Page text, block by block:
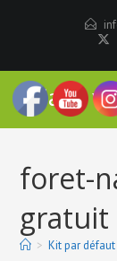
Ariane
foret-
gratuit
> Kit par défaut